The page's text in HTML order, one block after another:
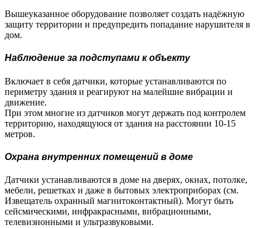
Вышеуказанное оборудование позволяет создать надёжную
защиту территории и предупредить попадание нарушителя в
дом.
Наблюдение за подступами к объекту
Включает в себя датчики, которые устанавливаются по
периметру здания и реагируют на малейшие вибрации и
движение.
При этом многие из датчиков могут держать под контролем
территорию, находящуюся от здания на расстоянии 10-15
метров.
Охрана внутренних помещений в доме
Датчики устанавливаются в доме на дверях, окнах, потолке,
мебели, решетках и даже в бытовых электроприборах (см.
Извещатель охранный магнитоконтактный). Могут быть
сейсмическими, инфракрасными, вибрационными,
телевизионными и ультразвуковыми.